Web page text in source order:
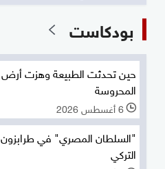
بودكاست
حين تحدثت الطبيعة وهزت أرض
المحروسة
l 6 أغسطس 2026
"السلطان المصري" في طرابزون
التركي